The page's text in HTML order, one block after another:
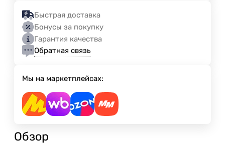
Быстрая доставка
Бонусы за покупку
Гарантия качества
Обратная связь
Мы на маркетплейсах:
Обзор